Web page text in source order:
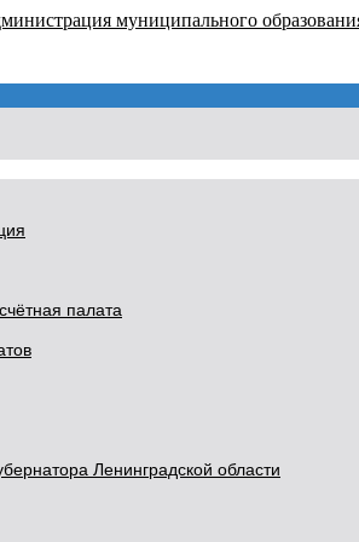
муниципального
палата
Ленинградской области